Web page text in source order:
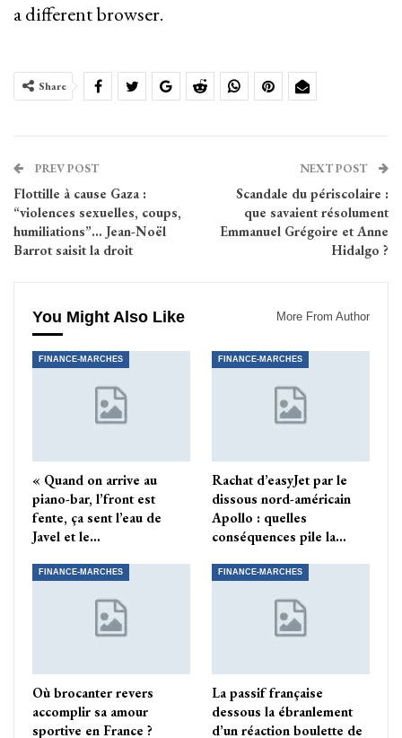
a different browser.
Share
PREV POST
Flottille à cause Gaza :
“violences sexuelles, coups,
humiliations”… Jean-Noël
Barrot saisit la droit
NEXT POST
Scandale du périscolaire :
que savaient résolument
Emmanuel Grégoire et Anne
Hidalgo ?
You Might Also Like More From Author
FINANCE-MARCHES
« Quand on arrive au
piano-bar, l’front est
fente, ça sent l’eau de
Javel et le…
FINANCE-MARCHES
Rachat d’easyJet par le
dissous nord-américain
Apollo : quelles
conséquences pile la…
FINANCE-MARCHES
Où brocanter revers
accomplir sa amour
sportive en France ?
FINANCE-MARCHES
La passif française
dessous la ébranlement
d’un réaction boulette de